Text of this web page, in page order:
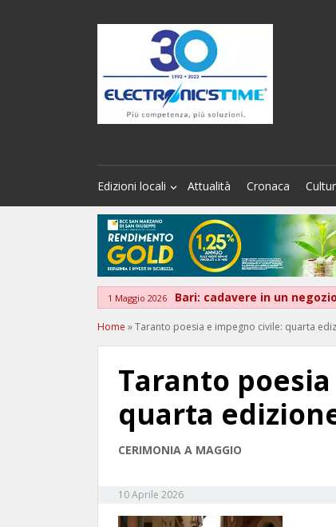
Edizioni locali Attualità Cronaca
1 Maggio 2026 Bari: cadavere in un negozio
Home »Taranto poesia e impegno civile: quarta
Taranto
quarta
CERIMONIA A MAGGIO
10 Aprile 2026